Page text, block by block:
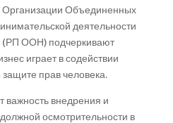
Объединенных
деятельности
(РП ООН) подчеркивают
играет в содействии
прав человека.
внедрения и
осмотрительности в